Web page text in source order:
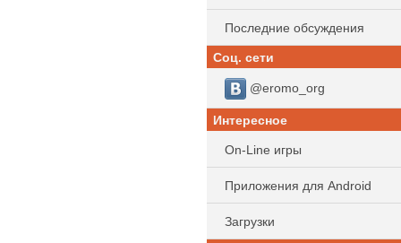
Последние обсуждения
Соц. сети
@eromo_org
Интересное
On-Line игры
Приложения для Android
Загрузки